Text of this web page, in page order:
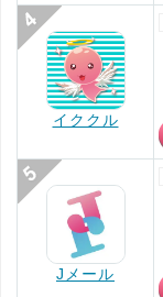
イククル
Jメール